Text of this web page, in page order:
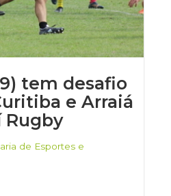
tem desafio
e Arraiá
Rugby
de Esportes e